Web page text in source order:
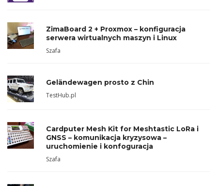
ZimaBoard 2 + Proxmox – konfiguracja
serwera wirtualnych maszyn i Linux
Szafa
Geländewagen prosto z Chin
TestHub.pl
Cardputer Mesh Kit for Meshtastic LoRa i
GNSS – komunikacja kryzysowa –
uruchomienie i konfoguracja
Szafa